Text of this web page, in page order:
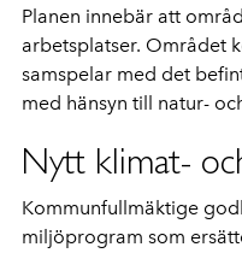
Planen innebär att
arbetsplatser. Området
samspelar med det
med hänsyn till natur-
Nytt klimat-
Kommunfullmäktige
miljöprogram som